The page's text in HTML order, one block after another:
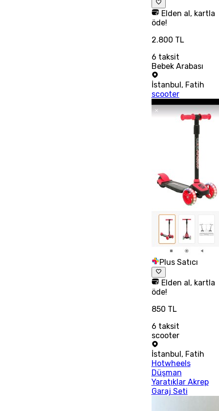
Elden al, kartla
öde!
2.800 TL
6 taksit
Bebek Arabası
İstanbul, Fatih
scooter
Plus Satıcı
Elden al, kartla
öde!
850 TL
6 taksit
scooter
İstanbul, Fatih
Hotwheels
Düşman
Yaratıklar Akrep
Garaj Seti